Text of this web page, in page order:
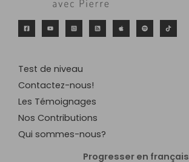
Test de niveau
Contactez-nous!
Les Témoignages
Nos Contributions
Qui sommes-nous?
Progresser en français